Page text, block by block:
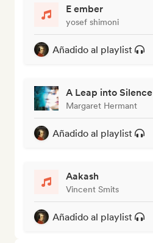
E ember
yosef shimoni
Añadido al playlist
A Leap into Silence
Margaret Hermant
Añadido al playlist
Aakash
Vincent Smits
Añadido al playlist